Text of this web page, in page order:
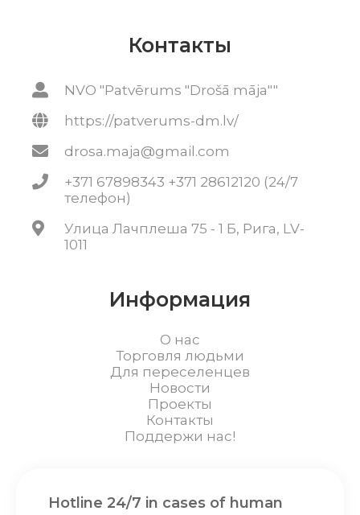
Контакты
NVO "Patvērums "Drošā māja""
https://patverums-dm.lv/
drosa.maja@gmail.com
+371 67898343 +371 28612120 (24/7
телефон)
Улица Лачплеша 75 - 1 Б, Рига, LV-
1011
Информация
О нас
Торговля людьми
Для переселенцев
Новости
Проекты
Контакты
Поддержи нас!
Hotline 24/7 in cases of human